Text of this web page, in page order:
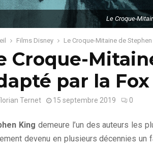
Le Croque-
Films Disney Le Croque-Mitaine de
Croque-
par la Fox
Ternet 15 septembre 2019 0
King demeure l’un des auteurs les
devenu en plusieurs décennies un